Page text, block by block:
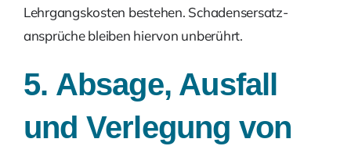
Lehrgangskosten bestehen. Schadensersatz­
ansprüche bleiben hiervon unberührt.
5. Absage, Ausfall
und Verlegung von